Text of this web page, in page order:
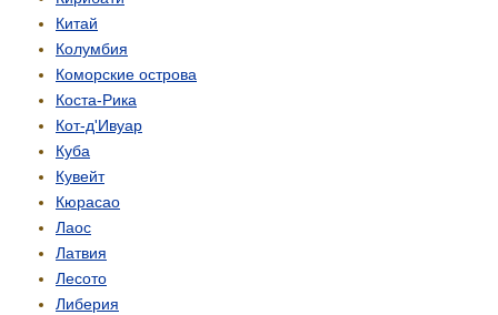
Китай
Колумбия
Коморские острова
Коста-Рика
Кот-д'Ивуар
Куба
Кувейт
Кюрасао
Лаос
Латвия
Лесото
Либерия